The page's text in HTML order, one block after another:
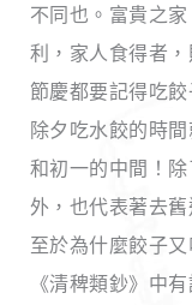
不同也。富貴之
利，家人食得者
節慶都要記得吃餃
除夕吃水餃的時
和初一的中間！
外，也代表著去舊
至於為什麼餃子
《清稗類鈔》中